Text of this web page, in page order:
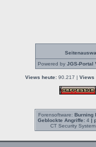
Powered by JGS-Portal
Views heute: 90.217 | Views
Forensoftware: Burning
Geblockte Angriffe:4 |
CT Security